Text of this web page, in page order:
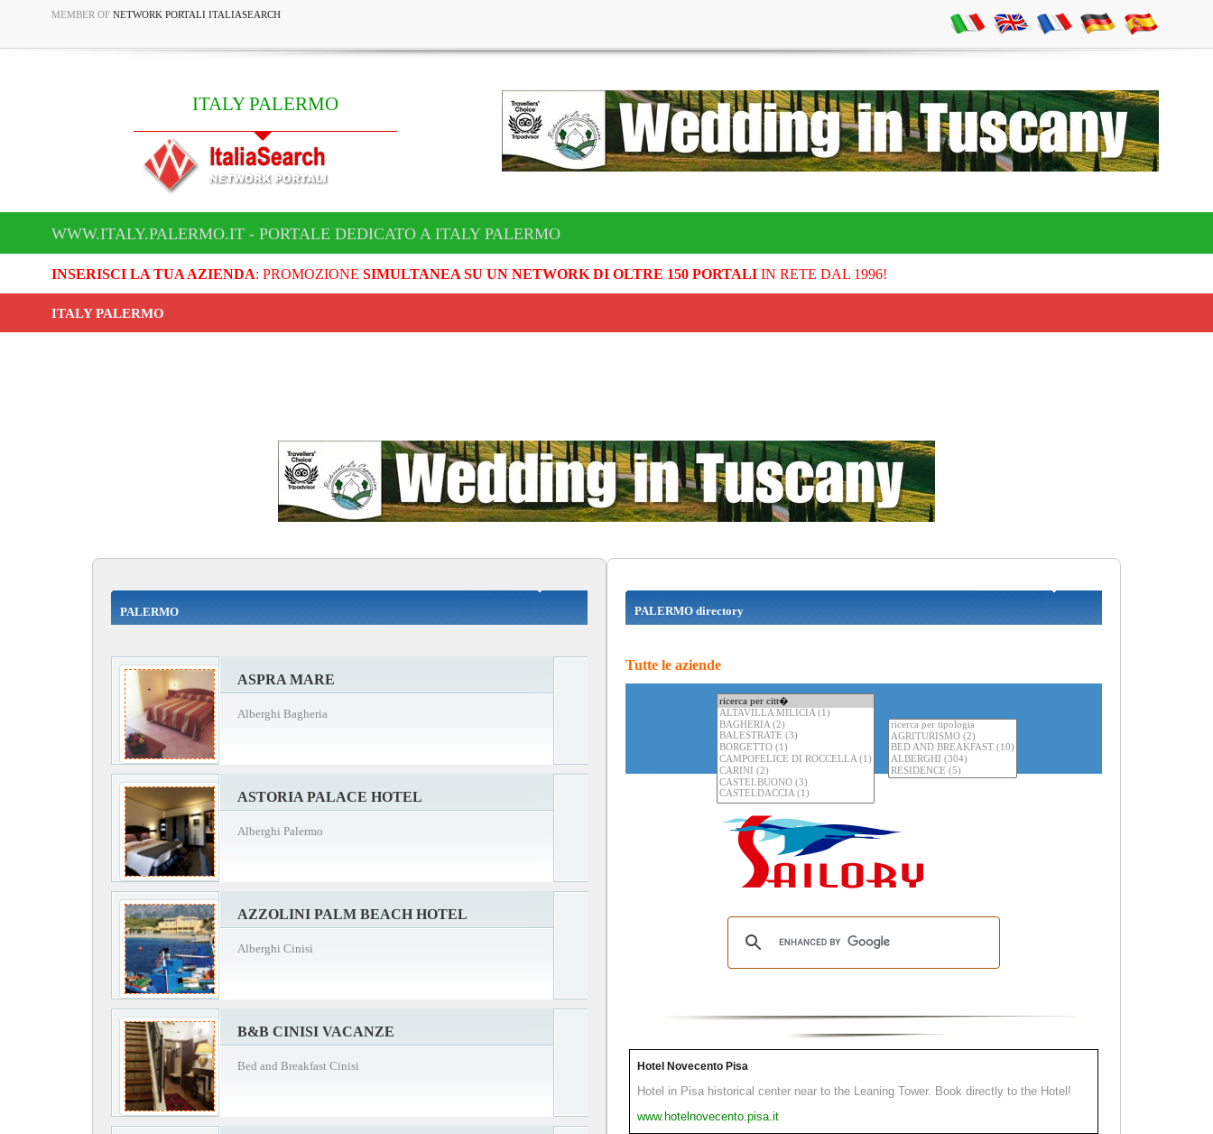
MEMBER OF NETWORK PORTALI ITALIASEARCH
ITALY PALERMO
WWW.ITALY.PALERMO.IT - PORTALE DEDICATO A ITALY PALERMO
INSERISCI LA TUA AZIENDA: PROMOZIONE SIMULTANEA SU UN NETWORK DI OLTRE 150 PORTALIIN RETE DAL 1996!
ITALY PALERMO
PALERMO
ASPRA MARE
Alberghi Bagheria
ASTORIA PALACE HOTEL
Alberghi Palermo
AZZOLINI PALM BEACH HOTEL
Alberghi Cinisi
B&B CINISI VACANZE
Bed and Breakfast Cinisi
PALERMO directory
Tutte le aziende
Hotel Novecento Pisa
Hotel in Pisa historical center near to the Leaning Tower. Book directly to the Hotel!
www.hotelnovecento.pisa.it